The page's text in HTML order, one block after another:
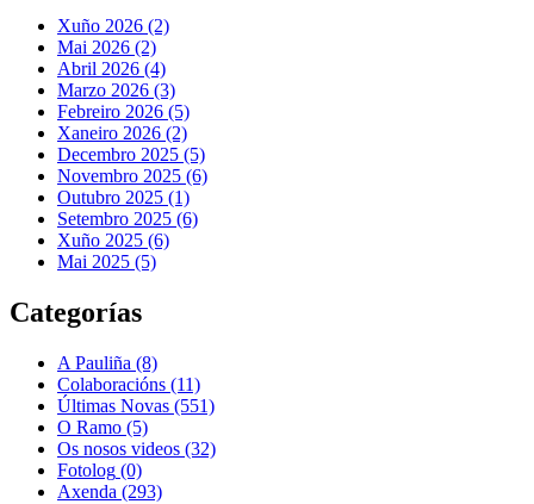
Xuño 2026 (2)
Mai 2026 (2)
Abril 2026 (4)
Marzo 2026 (3)
Febreiro 2026 (5)
Xaneiro 2026 (2)
Decembro 2025 (5)
Novembro 2025 (6)
Outubro 2025 (1)
Setembro 2025 (6)
Xuño 2025 (6)
Mai 2025 (5)
Categorías
A Pauliña (8)
Colaboracións (11)
Últimas Novas (551)
O Ramo (5)
Os nosos videos (32)
Fotolog (0)
Axenda (293)